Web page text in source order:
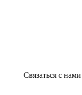
Связаться с нами